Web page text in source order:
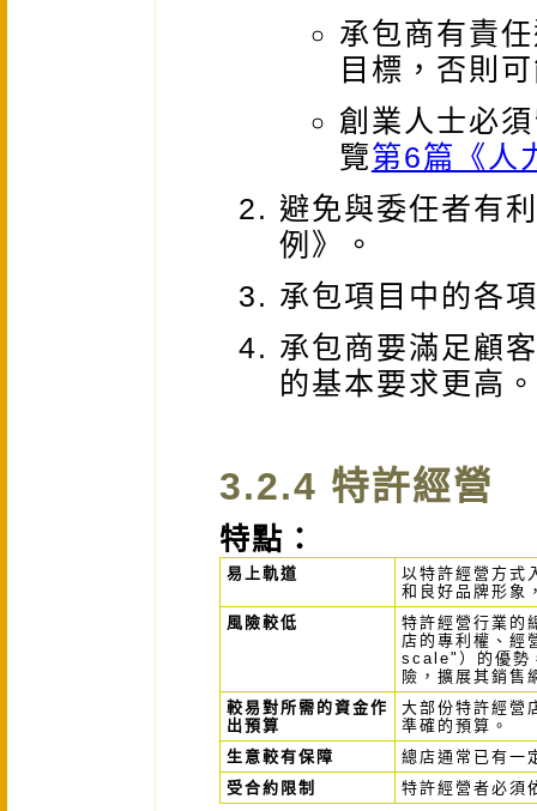
承包商有責
目標，否則
創業人士必
覽第6篇《人
避免與委任者有
例》。
承包項目中的各
承包商要滿足顧
的基本要求更高。
3.2.4 特許經營
特點：
易上軌道
以特許經營方式
和良好品牌形象
風險較低
特許經營行業的
店的專利權、
scale"）的優勢
險，擴展其銷售
較易對所需的資金作
出預算
大部份特許經營
準確的預算。
生意較有保障
總店通常已有一
受合約限制
特許經營者必須